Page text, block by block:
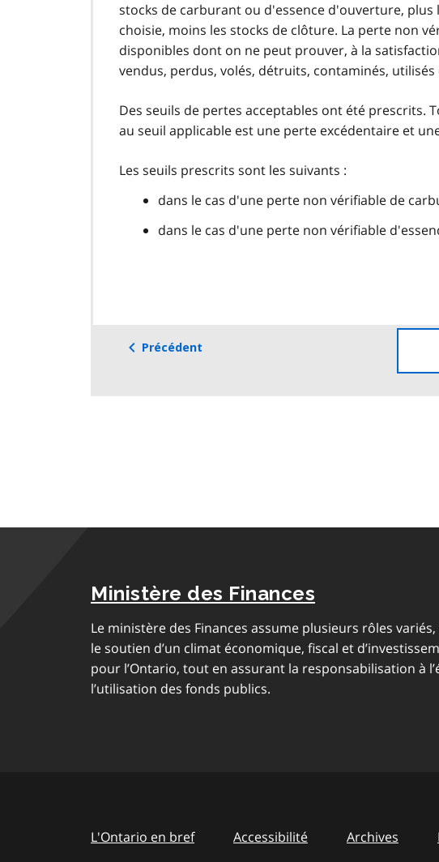
stocks de carburant ou d'essence d'ouverture,
choisie, moins les stocks de clôture. La perte non
disponibles dont on ne peut prouver, à la
vendus, perdus, volés, détruits, contaminés,
Des seuils de pertes acceptables ont été
au seuil applicable est une perte excédentaire et
Les seuils prescrits sont les suivants :
dans le cas d'une perte non vérifiable de
dans le cas d'une perte non vérifiable
Précédent
Ministère des Finances
Le ministère des Finances assume plusieurs rôles
le soutien d’un climat économique, fiscal et
pour l’Ontario, tout en assurant la responsabilisation à
l’utilisation des fonds publics.
L'Ontario en bref Accessibilité Archives